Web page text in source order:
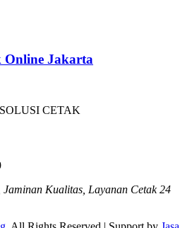
Online Jakarta
Jaminan Kualitas, Layanan Cetak 24